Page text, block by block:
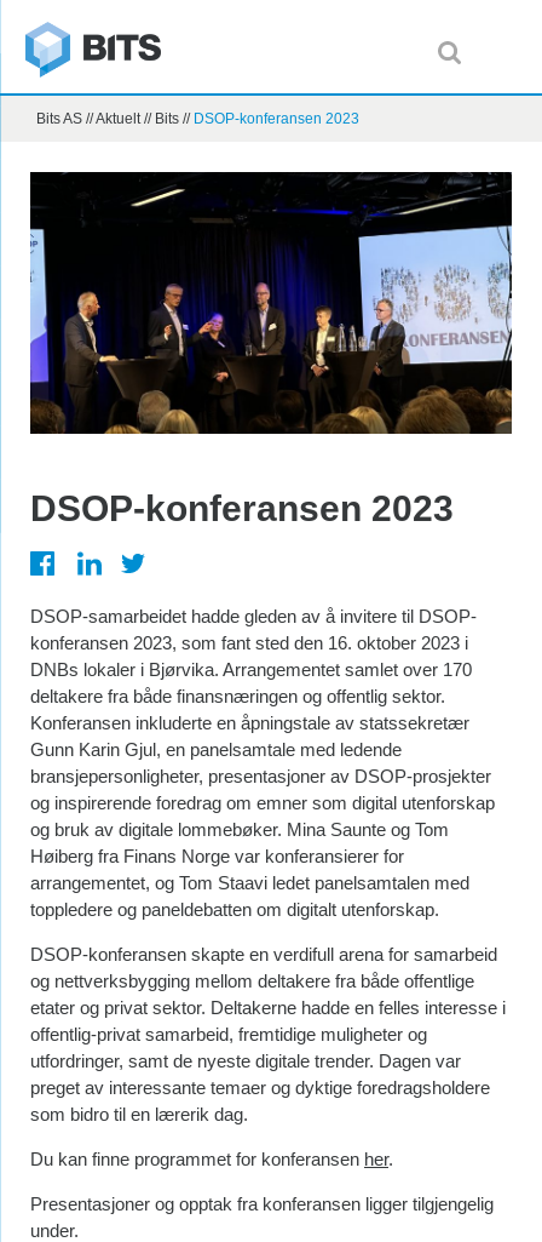
Bits AS //Aktuelt// Bits // DSOP-konferansen 2023
DSOP-konferansen 2023
DSOP-samarbeidet hadde gleden av å invitere til DSOP-
konferansen 2023, som fant sted den 16. oktober 2023 i
DNBs lokaler i Bjørvika. Arrangementet samlet over 170
deltakere fra både finansnæringen og offentlig sektor.
Konferansen inkluderte en åpningstale av statssekretær
Gunn Karin Gjul, en panelsamtale med ledende
bransjepersonligheter, presentasjoner av DSOP-prosjekter
og inspirerende foredrag om emner som digital utenforskap
og bruk av digitale lommebøker. Mina Saunte og Tom
Høiberg fra Finans Norge var konferansierer for
arrangementet, og Tom Staavi ledet panelsamtalen med
toppledere og paneldebatten om digitalt utenforskap.
DSOP-konferansen skapte en verdifull arena for samarbeid
og nettverksbygging mellom deltakere fra både offentlige
etater og privat sektor. Deltakerne hadde en felles interesse i
offentlig-privat samarbeid, fremtidige muligheter og
utfordringer, samt de nyeste digitale trender. Dagen var
preget av interessante temaer og dyktige foredragsholdere
som bidro til en lærerik dag.
Du kan finne programmet for konferansen her.
Presentasjoner og opptak fra konferansen ligger tilgjengelig
under.